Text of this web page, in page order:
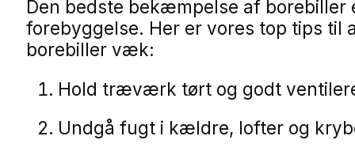
Den bedste bekæmpelse af borebiller
forebyggelse. Her er vores top tips til
borebiller væk:
Hold træværk tørt og godt
Undgå fugt i kældre, lofter og